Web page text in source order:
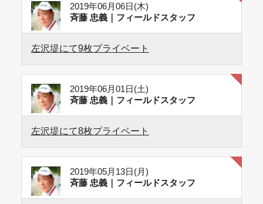
2019年06月06日(木)
斉藤 忠義｜フィールドスタッフ
左沢堤にて9枚プライベート
2019年06月01日(土)
斉藤 忠義｜フィールドスタッフ
左沢堤にて8枚プライベート
2019年05月13日(月)
斉藤 忠義｜フィールドスタッフ